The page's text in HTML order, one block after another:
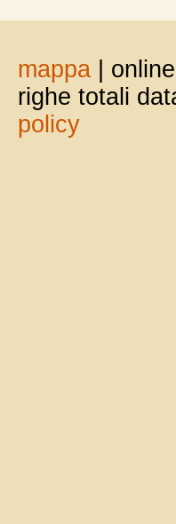
mappa |
righe totali
policy